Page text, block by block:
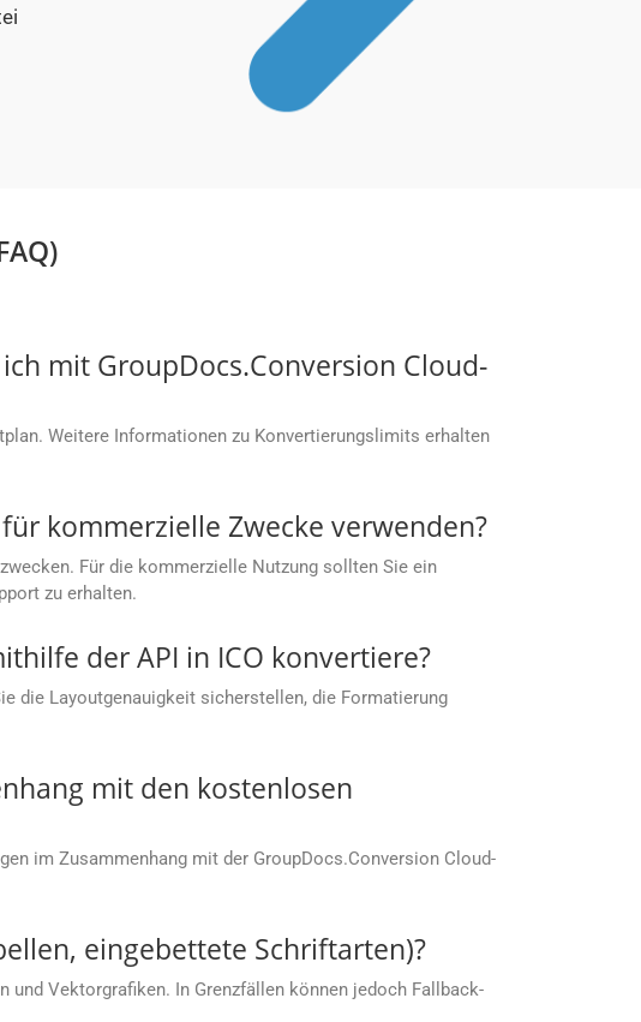
mit GroupDocs.Conversion Cloud-
Weitere Informationen zu Konvertierungslimits erhalten
kommerzielle Zwecke verwenden?
Für die kommerzielle Nutzung sollten Sie ein
zu erhalten.
der API in ICO konvertiere?
die Layoutgenauigkeit sicherstellen, die Formatierung
mit den kostenlosen
im Zusammenhang mit der GroupDocs.Conversion Cloud-
eingebettete Schriftarten)?
und Vektorgrafiken. In Grenzfällen können jedoch Fallback-